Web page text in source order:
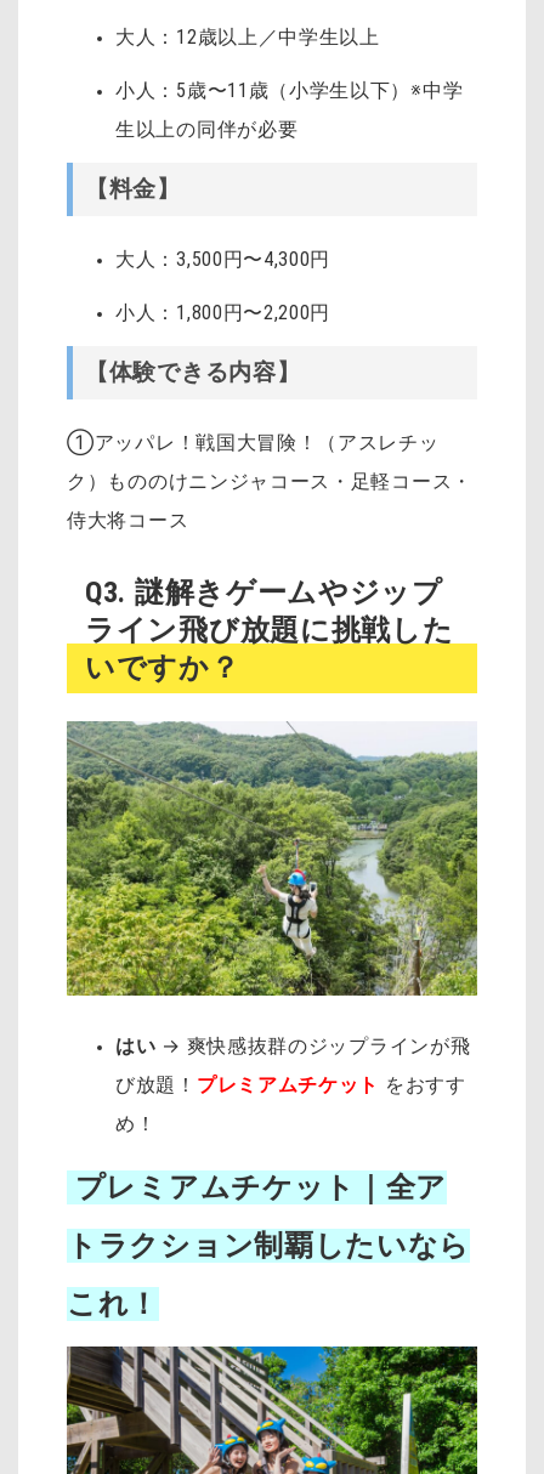
大人：12歳以上／中学生以上
小人：5歳〜11歳（小学生以下）※中学
生以上の同伴が必要
【料金】
大人：3,500円〜4,300円
小人：1,800円〜2,200円
【体験できる内容】
①アッパレ！戦国大冒険！（アスレチッ
ク）もののけニンジャコース・足軽コース・
侍大将コース
Q3. 謎解きゲームやジップ
ライン飛び放題に挑戦した
いですか？
はい → 爽快感抜群のジップラインが飛
び放題！ プレミアムチケット をおすす
め！
プレミアムチケット｜全ア
トラクション制覇したいなら
これ！